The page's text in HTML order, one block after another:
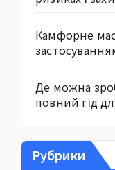
Камфорне
Де можна
повний гід
Рубрики